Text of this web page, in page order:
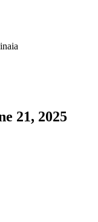
21, 2025